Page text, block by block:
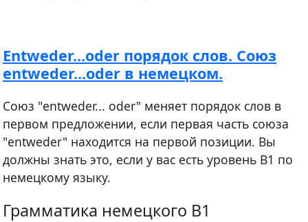
Entweder...oder порядок слов. Союз
entweder...oder в немецком.
Союз "entweder... oder" меняет порядок слов в
первом предложении, если первая часть союза
"entweder" находится на первой позиции. Вы
должны знать это, если у вас есть уровень В1 по
немецкому языку.
Грамматика немецкого B1